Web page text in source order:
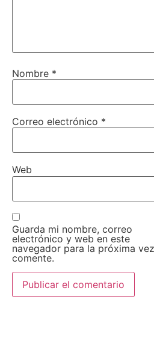
Nombre *
Correo electrónico *
Web
Guarda mi nombre, correo
electrónico y web en este
navegador para la próxima
comente.